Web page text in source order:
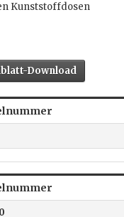
Kunststoffdosen
Download